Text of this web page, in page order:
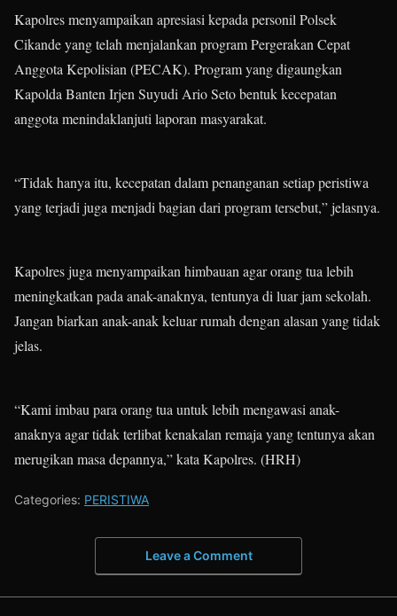
Kapolres menyampaikan apresiasi kepada personil Polsek
Cikande yang telah menjalankan program Pergerakan Cepat
Anggota Kepolisian (PECAK). Program yang digaungkan
Kapolda Banten Irjen Suyudi Ario Seto bentuk kecepatan
anggota menindaklanjuti laporan masyarakat.
“Tidak hanya itu, kecepatan dalam penanganan setiap peristiwa
yang terjadi juga menjadi bagian dari program tersebut,” jelasnya.
Kapolres juga menyampaikan himbauan agar orang tua lebih
meningkatkan pada anak-anaknya, tentunya di luar jam sekolah.
Jangan biarkan anak-anak keluar rumah dengan alasan yang tidak
jelas.
“Kami imbau para orang tua untuk lebih mengawasi anak-
anaknya agar tidak terlibat kenakalan remaja yang tentunya akan
merugikan masa depannya,” kata Kapolres. (HRH)
Categories: PERISTIWA
Leave a Comment